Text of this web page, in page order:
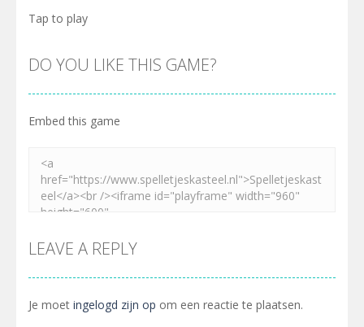
Tap to play
DO YOU LIKE THIS GAME?
Embed this game
LEAVE A REPLY
Je moet ingelogd zijn op om een reactie te plaatsen.